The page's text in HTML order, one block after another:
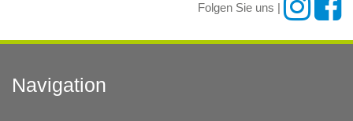
Folgen Sie uns |
Navigation